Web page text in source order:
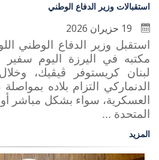
استقبالات وزير الدفاع الوطني
استقبل وزير الدفاع الوطني
مكتبه في اليرزة اليوم سفير
لبنان كريستوفر ڤيڤيك،
الدنماركي التزام بلاده
العسكرية، سواء بشكل مباشر
المتحدة ...
المزيد